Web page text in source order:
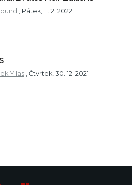
, Pátek, 11. 2. 2022
Yllas , Čtvrtek, 30. 12. 2021